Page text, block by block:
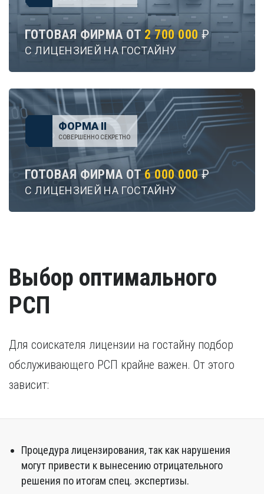
ГОТОВАЯ ФИРМА ОТ 2 700 000 ₽
С ЛИЦЕНЗИЕЙ НА ГОСТАЙНУ
ФОРМА II
СОВЕРШЕННО СЕКРЕТНО
ГОТОВАЯ ФИРМА ОТ6 000 000 ₽
С ЛИЦЕНЗИЕЙ НА ГОСТАЙНУ
Выбор оптимального
РСП
Для соискателя лицензии на гостайну подбор
обслуживающего РСП крайне важен. От этого
зависит:
Процедура лицензирования, так как нарушения
могут привести к вынесению отрицательного
решения по итогам спец. экспертизы.